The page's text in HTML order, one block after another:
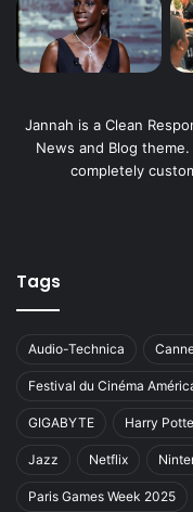
Jannah is a Clean
News and Blog
completely
Tags
Audio-Technica
Festival du Cinéma
GIGABYTE Harry
Jazz Netflix
Paris Games Week 2025